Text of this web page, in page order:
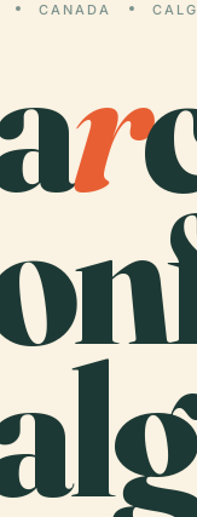
CANADA
r